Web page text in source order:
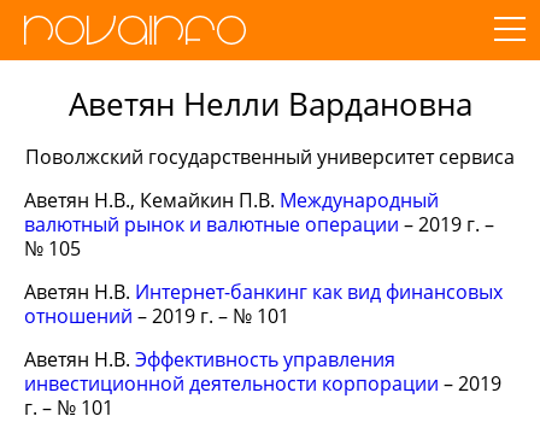
Аветян Нелли Вардановна
Поволжский государственный университет сервиса
Аветян Н.В., Кемайкин П.В. Международный
валютный рынок и валютные операции – 2019 г. –
№ 105
Аветян Н.В. Интернет-банкинг как вид финансовых
отношений – 2019 г. – № 101
Аветян Н.В. Эффективность управления
инвестиционной деятельности корпорации – 2019
г. – № 101